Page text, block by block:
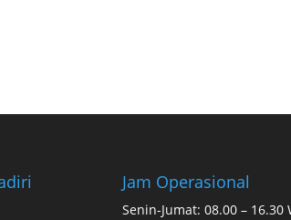
Jam Operasional
Senin-Jumat: 08.00 – 16.30